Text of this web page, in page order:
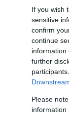
If you wish
sensitive
confirm
continue
information
further
Please
information